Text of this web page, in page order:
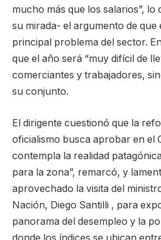
mucho más que los salarios”, lo
su mirada- el argumento de que
principal problema del sector.
que el año será “muy difícil de
comerciantes y trabajadores,
su conjunto.
El dirigente cuestionó que la
oficialismo busca aprobar en el
contempla la realidad
para la zona”, remarcó, y
aprovechado la visita del
Nación, Diego Santilli , para
panorama del desempleo y la